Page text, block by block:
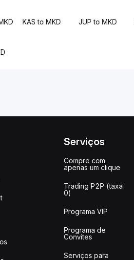
KAS to MKD JUP to MKD
Serviços
Compre com
apenas um clique
Trading P2P (taxa
0)
Programa VIP
Programa de
Convites
Serviços para